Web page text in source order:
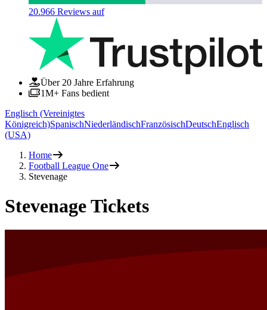
20.966 Reviews auf
Über 20 Jahre Erfahrung
1M+ Fans bedient
Englisch (Vereinigtes
Königreich)SpanischNiederländischFranzösischDeutschEnglisch
(USA)
Home
Football League One
Stevenage
Stevenage Tickets